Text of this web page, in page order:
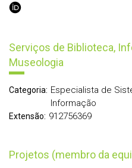
Serviços de Biblioteca,
Museologia
Categoria: Especialista de
Informação
Extensão: 912756369
Projetos (membro da